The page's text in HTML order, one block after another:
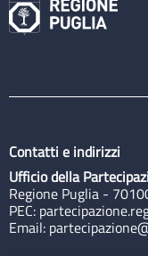
Contatti e indirizzi
Ufficio della
Regione Puglia -
PEC:
Email: